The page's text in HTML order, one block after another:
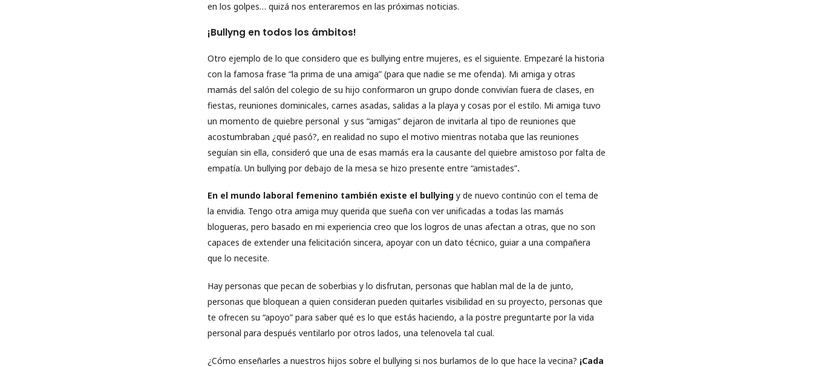
en los golpes… quizá nos enteraremos en las próximas noticias.
¡Bullyng en todos los ámbitos!
Otro ejemplo de lo que considero que es bullying entre mujeres, es el siguiente. Empezaré la historia
con la famosa frase “la prima de una amiga” (para que nadie se me ofenda). Mi amiga y otras
mamás del salón del colegio de su hijo conformaron un grupo donde convivían fuera de clases, en
fiestas, reuniones dominicales, carnes asadas, salidas a la playa y cosas por el estilo. Mi amiga tuvo
un momento de quiebre personal y sus “amigas” dejaron de invitarla al tipo de reuniones que
acostumbraban ¿qué pasó?, en realidad no supo el motivo mientras notaba que las reuniones
seguían sin ella, consideró que una de esas mamás era la causante del quiebre amistoso por falta de
empatía. Un bullying por debajo de la mesa se hizo presente entre “amistades”.
En el mundo laboral femenino también existe el bullying y de nuevo continúo con el tema de
la envidia. Tengo otra amiga muy querida que sueña con ver unificadas a todas las mamás
blogueras, pero basado en mi experiencia creo que los logros de unas afectan a otras, que no son
capaces de extender una felicitación sincera, apoyar con un dato técnico, guiar a una compañera
que lo necesite.
Hay personas que pecan de soberbias y lo disfrutan, personas que hablan mal de la de junto,
personas que bloquean a quien consideran pueden quitarles visibilidad en su proyecto, personas que
te ofrecen su “apoyo” para saber qué es lo que estás haciendo, a la postre preguntarte por la vida
personal para después ventilarlo por otros lados, una telenovela tal cual.
¿Cómo enseñarles a nuestros hijos sobre el bullying si nos burlamos de lo que hace la vecina? ¡Cada